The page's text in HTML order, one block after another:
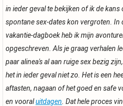
in ieder geval te bekijken of ik de kans
spontane sex-dates kon vergroten. In
vakantie-dagboek heb ik mijn
opgeschreven. Als je graag verhalen
paar alinea's al aan ruige sex bezig
het in ieder geval niet zo. Het is een
aftasten, nagaan of het goed en safe
en vooraluitdagen . Dat hele proces